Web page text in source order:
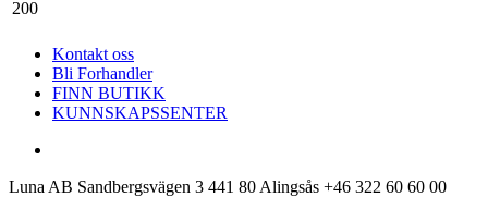
Kontakt oss
Bli Forhandler
FINN BUTIKK
KUNNSKAPSSENTER
Luna AB Sandbergsvägen 3 441 80 Alingsås +46 322 60 60 00